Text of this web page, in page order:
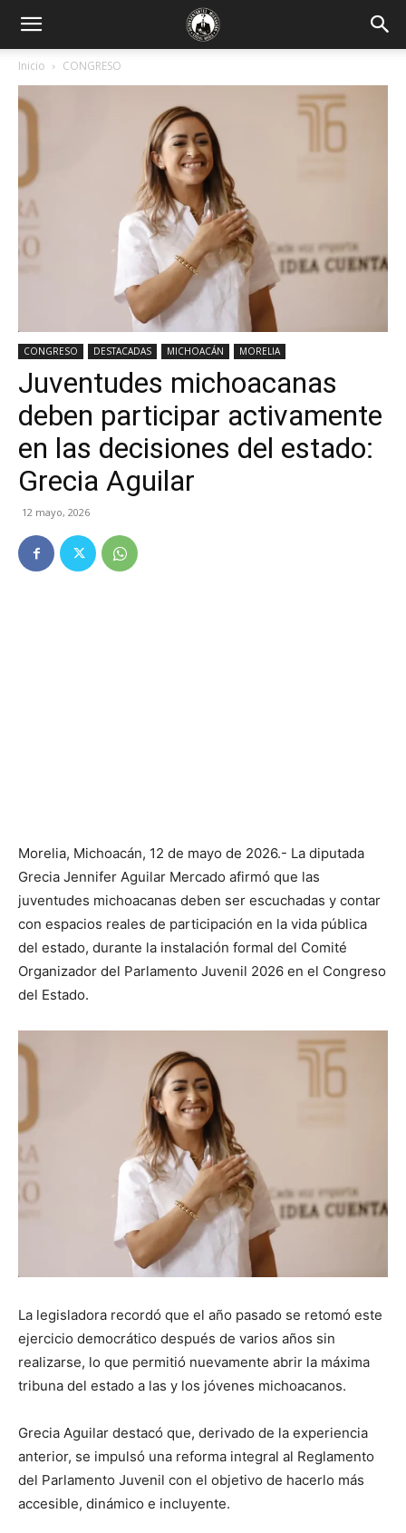
Inicio CONGRESO
CONGRESO DESTACADAS MICHOACÁN MORELIA
Juventudes michoacanas
deben participar activamente
en las decisiones del estado:
Grecia Aguilar
12 mayo, 2026
Morelia, Michoacán, 12 de mayo de 2026.- La diputada
Grecia Jennifer Aguilar Mercado afirmó que las
juventudes michoacanas deben ser escuchadas y contar
con espacios reales de participación en la vida pública
del estado, durante la instalación formal del Comité
Organizador del Parlamento Juvenil 2026 en el Congreso
del Estado.
La legisladora recordó que el año pasado se retomó este
ejercicio democrático después de varios años sin
realizarse, lo que permitió nuevamente abrir la máxima
tribuna del estado a las y los jóvenes michoacanos.
Grecia Aguilar destacó que, derivado de la experiencia
anterior, se impulsó una reforma integral al Reglamento
del Parlamento Juvenil con el objetivo de hacerlo más
accesible, dinámico e incluyente.